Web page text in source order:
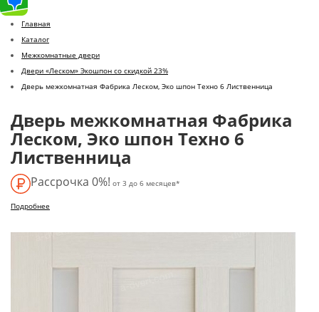
Главная
Каталог
Межкомнатные двери
Двери «Леском» Экошпон со скидкой 23%
Дверь межкомнатная Фабрика Леском, Эко шпон Техно 6 Лиственница
Дверь межкомнатная Фабрика
Леском, Эко шпон Техно 6
Лиственница
Рассрочка 0%! от 3 до 6 месяцев*
Подробнее